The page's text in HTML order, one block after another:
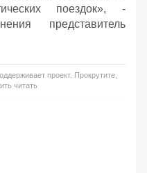
поездок», -
представитель
проект. Прокрутите,
читать